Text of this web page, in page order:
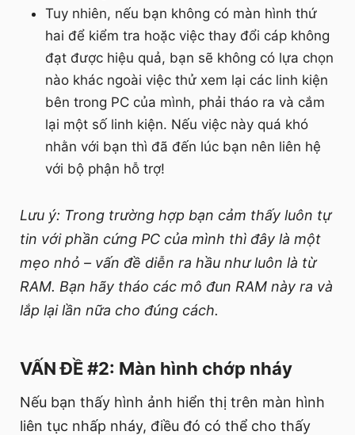
Tuy nhiên, nếu bạn không có màn hình thứ
hai để kiểm tra hoặc việc thay đổi cáp không
đạt được hiệu quả, bạn sẽ không có lựa chọn
nào khác ngoài việc thử xem lại các linh kiện
bên trong PC của mình, phải tháo ra và cắm
lại một số linh kiện. Nếu việc này quá khó
nhằn với bạn thì đã đến lúc bạn nên liên hệ
với bộ phận hỗ trợ!
Lưu ý: Trong trường hợp bạn cảm thấy luôn tự
tin với phần cứng PC của mình thì đây là một
mẹo nhỏ – vấn đề diễn ra hầu như luôn là từ
RAM. Bạn hãy tháo các mô đun RAM này ra và
lắp lại lần nữa cho đúng cách.
VẤN ĐỀ #2: Màn hình chớp nháy
Nếu bạn thấy hình ảnh hiển thị trên màn hình
liên tục nhấp nháy, điều đó có thể cho thấy